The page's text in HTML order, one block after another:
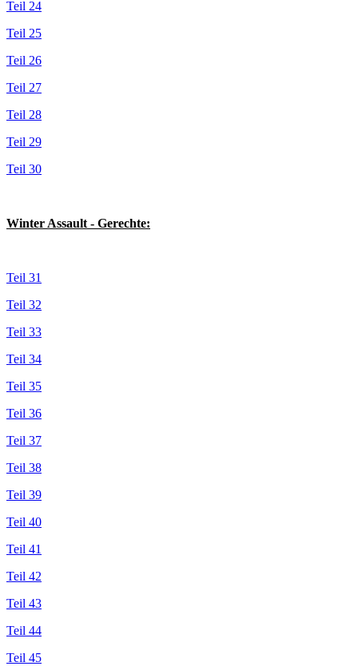
Teil 24
Teil 25
Teil 26
Teil 27
Teil 28
Teil 29
Teil 30
Winter Assault - Gerechte:
Teil 31
Teil 32
Teil 33
Teil 34
Teil 35
Teil 36
Teil 37
Teil 38
Teil 39
Teil 40
Teil 41
Teil 42
Teil 43
Teil 44
Teil 45